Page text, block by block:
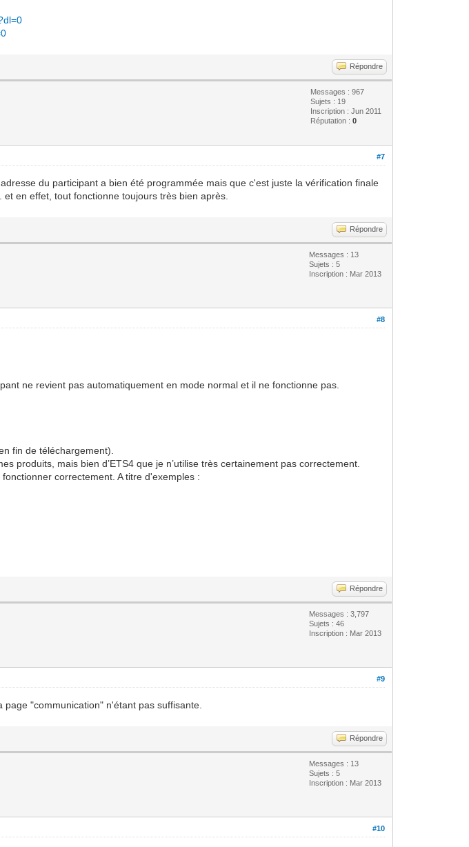
Répondre
Messages : 967
Sujets : 19
Inscription : Jun 2011
Réputation :0
#7
du participant a bien été programmée mais que c'est juste la vérification finale
en effet, tout fonctionne toujours très bien après.
Répondre
Messages : 13
Sujets : 5
Inscription : Mar 2013
#8
ne revient pas automatiquement en mode normal et il ne fonctionne pas.
fin de téléchargement).
produits, mais bien d’ETS4 que je n’utilise très certainement pas correctement.
correctement. A titre d'exemples :
Répondre
Messages : 3,797
Sujets : 46
Inscription : Mar 2013
#9
"communication" n'étant pas suffisante.
Répondre
Messages : 13
Sujets : 5
Inscription : Mar 2013
#10